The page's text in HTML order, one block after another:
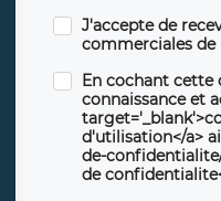
J'accepte de
commerciales de
En cochant cette
connaissance et
d'utilisation</a>
de-
de